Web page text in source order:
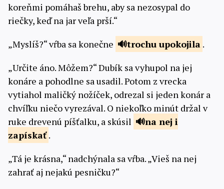
koreňmi pomáhaš brehu, aby sa nezosypal do
riečky, keď na jar veľa prší.“
„Myslíš?“ vŕba sa konečne
trochu upokojila .
„Určite áno. Môžem?“ Dubík sa vyhupol na jej
konáre a pohodlne sa usadil. Potom z vrecka
vytiahol maličký nožíček, odrezal si jeden konár a
chvíľku niečo vyrezával. O niekoľko minút držal v
ruke drevenú píšťalku, a skúsil
na nej i
zapískať .
„Tá je krásna,“ nadchýnala sa vŕba. „Vieš na nej
zahrať aj nejakú pesničku?“